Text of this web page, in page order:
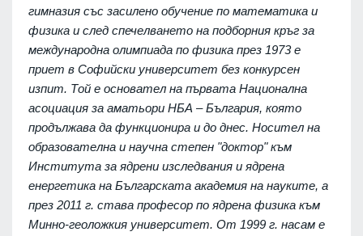
гимназия със засилено обучение по математика и
физика и след спечелването на подборния кръг за
международна олимпиада по физика през 1973 е
приет в Софийски университет без конкурсен
изпит. Той е основател на първата Национална
асоциация за аматьори НБА – България, която
продължава да функционира и до днес. Носител на
образователна и научна степен "доктор" към
Института за ядрени изследвания и ядрена
енергетика на Българската академия на науките, а
през 2011 г. става професор по ядрена физика към
Минно-геоложкия университет. От 1999 г. насам е